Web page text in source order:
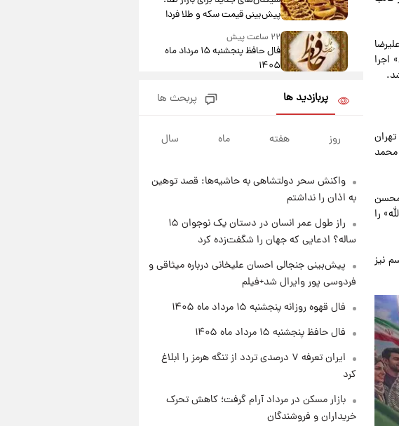
اجرا
نمایش «برای هانا»، سیروس مقدم، برای مجموعه «پایتخت ۷» و محمد
محسن
را
نیز
پیش‌بینی قیمت سکه و طلا فردا
۲۲ ساعت پیش
فال حافظ پنجشنبه ۱۵ مرداد ماه
۱۴۰۵
فال قهوه روزانه پنجشنبه ۱۵ مرداد
ماه ۱۴۰۵
۱ روز پیش
چهارشنبه ۱۴ مرداد + جدول
۱ روز پیش
تولید سایپا؛ نام خودرو، مبلغ پیش
پرداخت و زمان تحویل | سود
مشارکت چند درصد است؟
پربازدید ها پربحث ها
روز هفته ماه سال
واکنش سحر دولتشاهی به حاشیه‌ها: قصد توهین
به اذان را نداشتم
راز طول عمر انسان در دستان یک نوجوان ۱۵
ساله؟ ادعایی که جهان را شگفت‌زده کرد
پیش‌بینی جنجالی احسان علیخانی درباره میثاقی و
فردوسی پور وایرال شد+فیلم
فال قهوه روزانه پنجشنبه ۱۵ مرداد ماه ۱۴۰۵
فال حافظ پنجشنبه ۱۵ مرداد ماه ۱۴۰۵
ایران تعرفه ۷ درصدی تردد از تنگه هرمز را ابلاغ
کرد
بازار مسکن در مرداد آرام گرفت؛ کاهش تحرک
خریداران و فروشندگان